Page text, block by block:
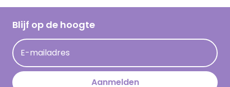
Hallmark Kaartclub
Acties
Persberichten
Hallmark en Kinderpostzegels
Cadeau inspiratie
Kaartinspiratie
Blijf op de hoogte
E-mailadres
Aanmelden